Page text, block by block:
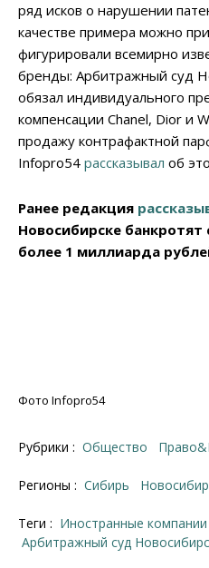
ряд исков о нарушении
качестве примера можно
фигурировали всемирно
бренды: Арбитражный суд
обязал индивидуального
компенсации Chanel, Dior и
продажу контрафактной
Infopro54 рассказывал об
Ранее редакция
Новосибирске
более 1 миллиарда
Фото Infopro54
Рубрики : Общество
Регионы : Сибирь
Теги :
иностранные компании
арбитражный суд